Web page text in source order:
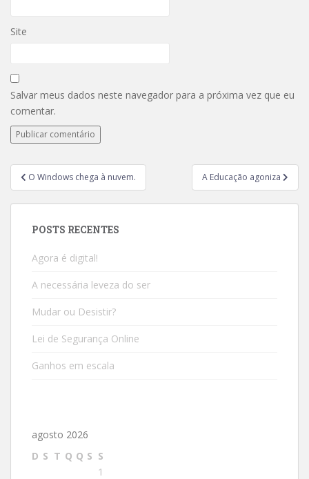
Site
Salvar meus dados neste navegador para a próxima vez que eu
comentar.
O Windows chega à nuvem. A Educação agoniza
POSTS RECENTES
Agora é digital!
A necessária leveza do ser
Mudar ou Desistir?
Lei de Segurança Online
Ganhos em escala
agosto 2026
D S T Q Q S S
1